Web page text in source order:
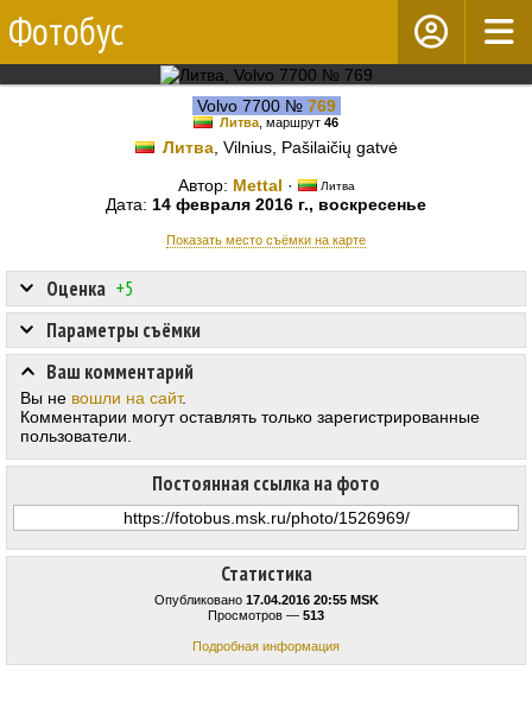
Фотобус
Volvo 7700 № 769
Литва , маршрут 46
Литва, Vilnius, Pašilaičių gatvė
Автор: Mettal · Литва
Дата: 14 февраля 2016 г., воскресенье
Показать место съёмки на карте
Статистика
Опубликовано 17.04.2016 20:55 MSK
Просмотров — 513
Подробная информация
Оценка +5
Постоянная ссылка на фото
Параметры съёмки
Ваш комментарий
Вы не вошли на сайт.
Комментарии могут оставлять только зарегистрированные
пользователи.